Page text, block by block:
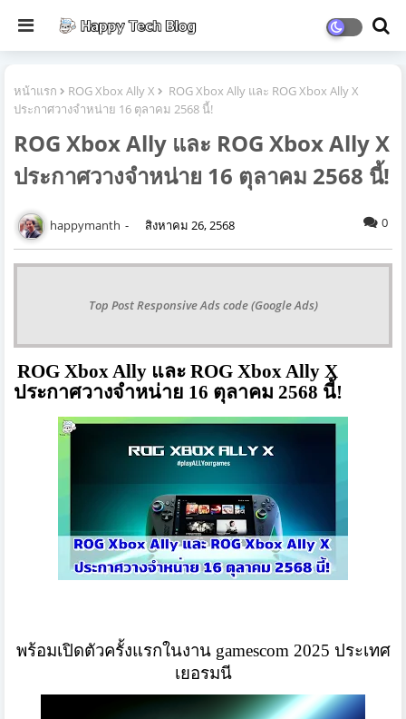
หน้าแรก ROG Xbox Ally X
ROG Xbox Ally และ ROG Xbox Ally X
ประกาศวางจำหน่าย 16 ตุลาคม 2568 นี้!
ROG Xbox Ally และ ROG Xbox Ally X
ประกาศวางจำหน่าย 16 ตุลาคม 2568 นี้!
happymanth สิงหาคม 26, 2568 0
Top Post Responsive Ads code (Google Ads)
ROG Xbox Ally และ ROG Xbox Ally X
ประกาศวางจำหน่าย 16 ตุลาคม 2568 นี้!
พร้อมเปิดตัวครั้งแรกในงาน gamescom 2025 ประเทศ
เยอรมนี